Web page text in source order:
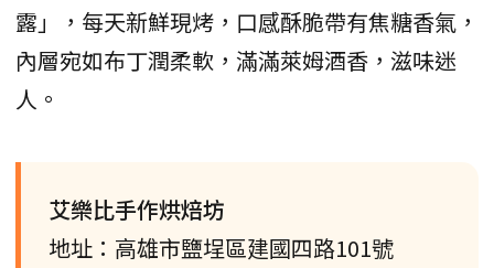
露」，每天新鮮現烤，口感酥脆帶有焦糖香氣，
內層宛如布丁潤柔軟，滿滿萊姆酒香，滋味迷
人。
艾樂比手作烘焙坊
地址：高雄市鹽埕區建國四路101號